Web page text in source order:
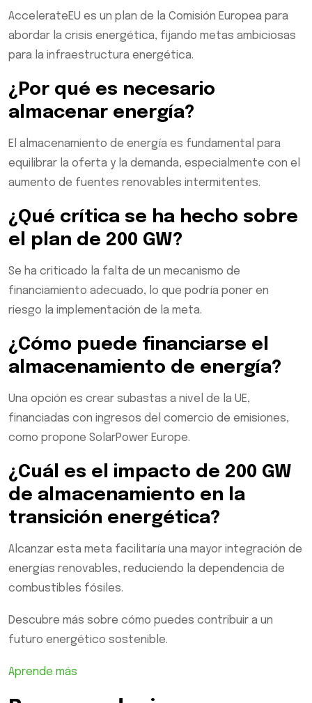
AccelerateEU es un plan de la Comisión Europea para
abordar la crisis energética, fijando metas ambiciosas
para la infraestructura energética.
¿Por qué es necesario
almacenar energía?
El almacenamiento de energía es fundamental para
equilibrar la oferta y la demanda, especialmente con el
aumento de fuentes renovables intermitentes.
¿Qué crítica se ha hecho sobre
el plan de 200 GW?
Se ha criticado la falta de un mecanismo de
financiamiento adecuado, lo que podría poner en
riesgo la implementación de la meta.
¿Cómo puede financiarse el
almacenamiento de energía?
Una opción es crear subastas a nivel de la UE,
financiadas con ingresos del comercio de emisiones,
como propone SolarPower Europe.
¿Cuál es el impacto de 200 GW
de almacenamiento en la
transición energética?
Alcanzar esta meta facilitaría una mayor integración de
energías renovables, reduciendo la dependencia de
combustibles fósiles.
Descubre más sobre cómo puedes contribuir a un
futuro energético sostenible.
Aprende más